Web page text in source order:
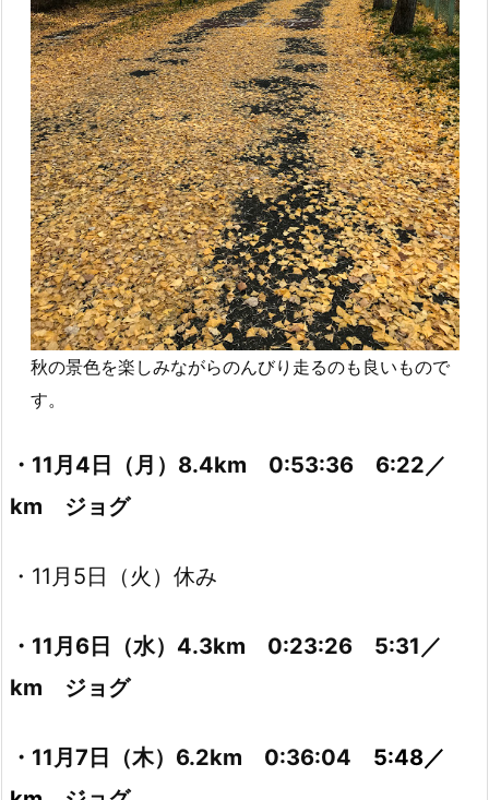
秋の景色を楽しみながらのんびり走るのも良いもので
す。
・11月4日（月）8.4km 0:53:36 6:22／
km ジョグ
・11月5日（火）休み
・11月6日（水）4.3km 0:23:26 5:31／
km ジョグ
・11月7日（木）6.2km 0:36:04 5:48／